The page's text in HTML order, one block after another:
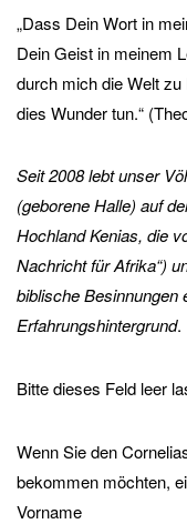
„Dass Dein Wort in
Dein Geist in meinem
durch mich die Welt
dies Wunder tun.“
Seit 2008 lebt unser
(geborene Halle) auf
Hochland Kenias, die
Nachricht für Afrika“)
biblische Besinnungen
Erfahrungshintergrund.
Bitte dieses Feld leer
Wenn Sie den
bekommen möchten,
Vorname